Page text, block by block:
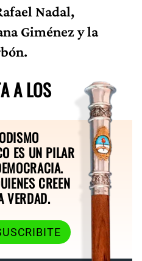
Nadal,
Giménez y la
A LOS
ES UN PILAR
CREEN
VERDAD.